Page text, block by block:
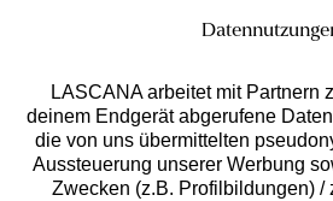
Services
LASCANA arbeitet mit Partnern
deinem Endgerät abgerufene
die von uns übermittelten
Aussteuerung unserer Werbung
Zwecken (z.B. Profilbildungen) /